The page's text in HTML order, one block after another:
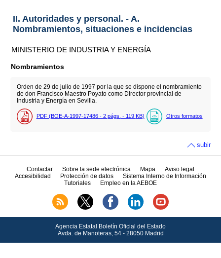
II. Autoridades y personal. - A.
Nombramientos, situaciones e incidencias
MINISTERIO DE INDUSTRIA Y ENERGÍA
Nombramientos
Orden de 29 de julio de 1997 por la que se dispone el nombramiento
de don Francisco Maestro Poyato como Director provincial de
Industria y Energía en Sevilla.
PDF (BOE-A-1997-17486 - 2 págs. - 119 KB) Otros formatos
subir
Contactar Sobre la sede electrónica Mapa
Aviso legal
Accesibilidad
Protección de datos
Sistema Interno de Información
Tutoriales
Empleo en la AEBOE
Agencia Estatal Boletín Oficial del Estado
Avda. de Manoteras, 54 - 28050 Madrid